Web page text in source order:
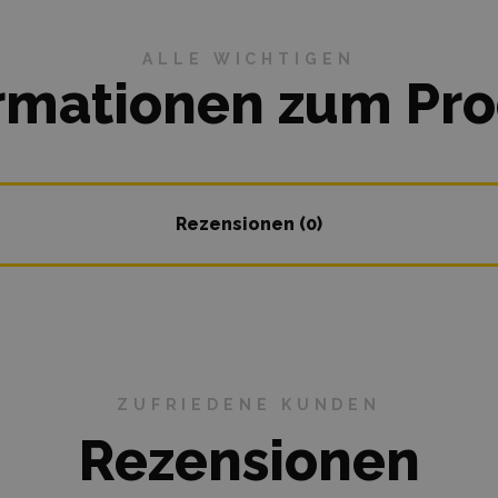
ALLE WICHTIGEN
zum
Rezensionen (0)
ZUFRIEDENE KUNDEN
Rezensionen